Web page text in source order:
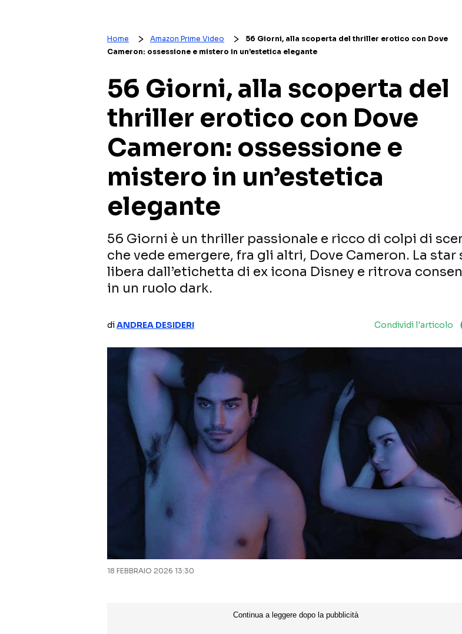
Home Amazon Prime Video
56 Giorni, alla scoperta del thriller erotico con Dove
Cameron: ossessione e mistero in un’estetica elegante
56 Giorni, alla scoperta del
thriller erotico con Dove
Cameron: ossessione e
mistero in un’estetica
elegante
56 Giorni è un thriller passionale e ricco di colpi di
che vede emergere, fra gli altri, Dove Cameron. La star
libera dall’etichetta di ex icona Disney e ritrova
in un ruolo dark.
diANDREA DESIDERI Condividi l'articolo
18 FEBBRAIO 2026 13:30